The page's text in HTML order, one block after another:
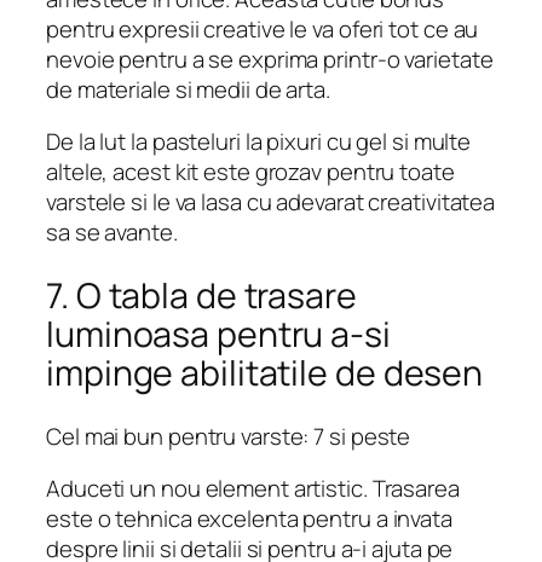
pentru expresii creative le va oferi tot ce au
nevoie pentru a se exprima printr-o varietate
de materiale si medii de arta.
De la lut la pasteluri la pixuri cu gel si multe
altele, acest kit este grozav pentru toate
varstele si le va lasa cu adevarat creativitatea
sa se avante.
7. O tabla de trasare
luminoasa pentru a-si
impinge abilitatile de desen
Cel mai bun pentru varste: 7 si peste
Aduceti un nou element artistic. Trasarea
este o tehnica excelenta pentru a invata
despre linii si detalii si pentru a-i ajuta pe